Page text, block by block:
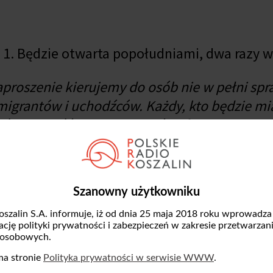
Szanowny użytkowniku
S.A. informuje, iż od dnia 25 maja 2018 roku wprowadza
polityki prywatności i zabezpieczeń w zakresie
stronie Polityka prywatności w serwisie WWW.
1. Będzie otwarta popołudniami, dwa razy
kierujemy do osób nie w pełni
i uchodźców. Każdy, kto będzie
przyjść i porozmawiać- informuje
ma skupić się przede wszystkim na
jak i migrantów.
dalszej pracy. Jeśli uda nam się
z nimi pracować